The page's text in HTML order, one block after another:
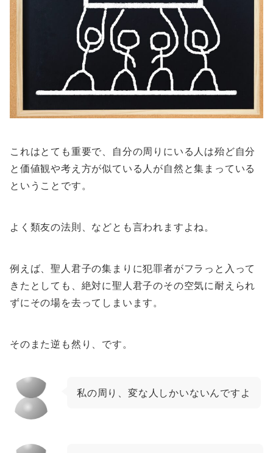
これはとても重要で、自分の周りにいる人は殆ど自分
と価値観や考え方が似ている人が自然と集まっている
ということです。
よく類友の法則、などとも言われますよね。
例えば、聖人君子の集まりに犯罪者がフラっと入って
きたとしても、絶対に聖人君子のその空気に耐えられ
ずにその場を去ってしまいます。
そのまた逆も然り、です。
私の周り、変な人しかいないんですよ